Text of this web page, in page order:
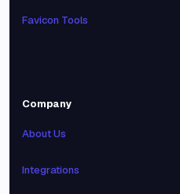
Favicon Tools
Company
About Us
Integrations